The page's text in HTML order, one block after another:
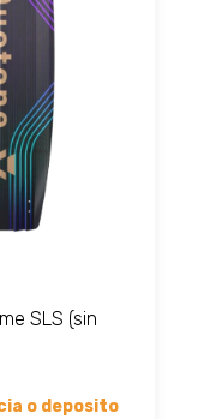
SLS (sin
o deposito